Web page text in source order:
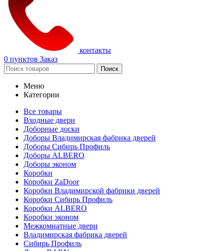
контакты
0 пунктов Заказ
Поиск
Меню
Категории
Все товары
Входные двери
Доборные доски
Доборы Владимирская фабрика дверей
Доборы Сибирь Профиль
Доборы ALBERO
Доборы эконом
Коробки
Коробки ZaDoor
Коробки Владимирской фабрики дверей
Коробки Сибирь Профиль
Коробки ALBERO
Коробки эконом
Межкомнатные двери
Владимирская фабрика дверей
Сибирь Профиль